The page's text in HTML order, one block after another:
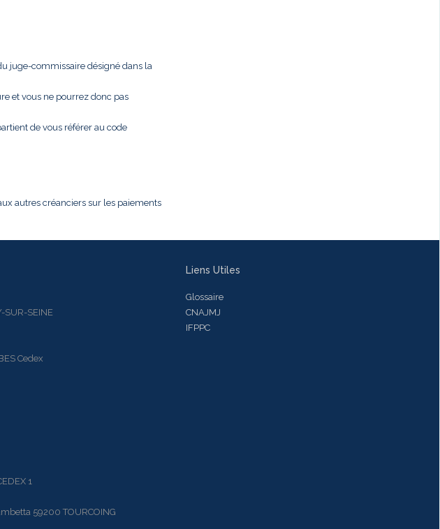
juge-commissaire désigné dans la
et vous ne pourrez donc pas
de vous référer au code
autres créanciers sur les paiements
SEINE
Cedex
1
59200 TOURCOING
Liens Utiles
Glossaire
CNAJMJ
IFPPC